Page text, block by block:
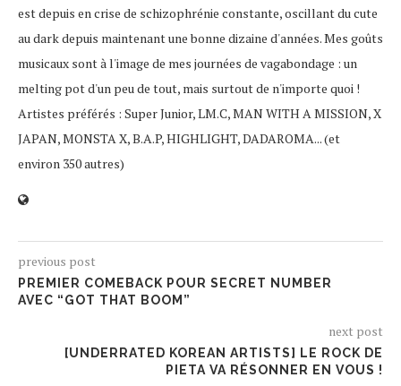
est depuis en crise de schizophrénie constante, oscillant du cute
au dark depuis maintenant une bonne dizaine d'années. Mes goûts
musicaux sont à l'image de mes journées de vagabondage : un
melting pot d'un peu de tout, mais surtout de n'importe quoi !
Artistes préférés : Super Junior, LM.C, MAN WITH A MISSION, X
JAPAN, MONSTA X, B.A.P, HIGHLIGHT, DADAROMA... (et
environ 350 autres)
previous post
PREMIER COMEBACK POUR SECRET NUMBER
AVEC “GOT THAT BOOM”
next post
[UNDERRATED KOREAN ARTISTS] LE ROCK DE
PIETA VA RÉSONNER EN VOUS !